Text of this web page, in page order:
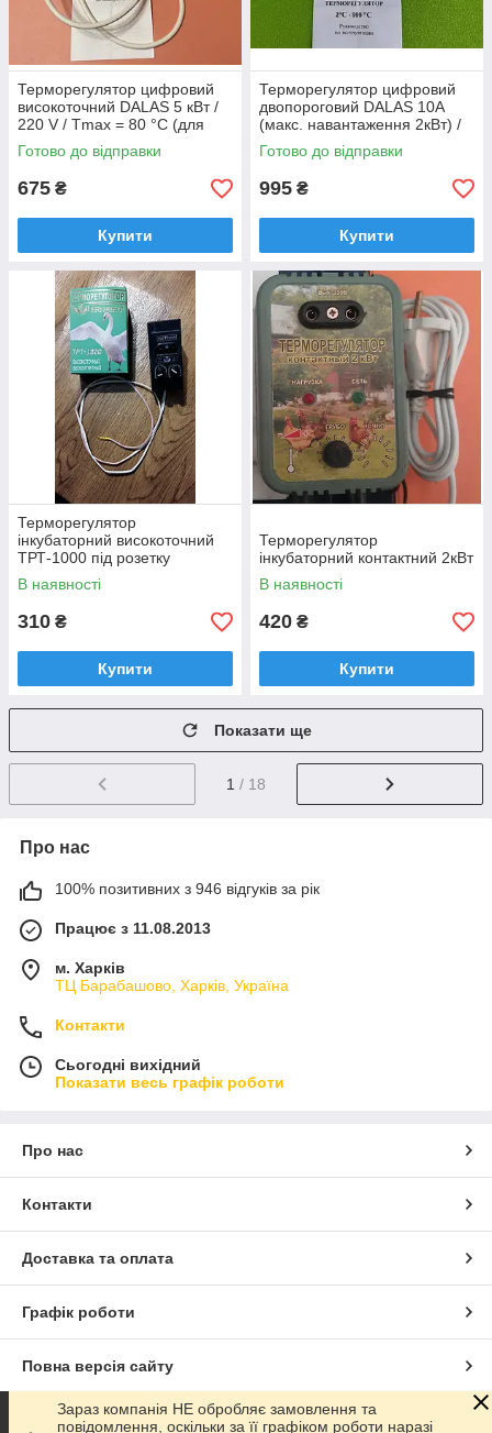
Терморегулятор цифровий
високоточний DALAS 5 кВт /
220 V / Tmax = 80 °C (для
ТЕНів) з дротом 1 м Україна
Готово до відправки
675 ₴
Купити
Терморегулятор цифровий
двопороговий DALAS 10A
(макс. навантаження 2кВт) /
T=+2 °C... +999 °C (на DIN-
рейку)
Готово до відправки
995 ₴
Купити
Терморегулятор
інкубаторний високоточний
ТРТ-1000 під розетку
(Україна)
В наявності
310 ₴
Купити
Терморегулятор
інкубаторний контактний 2кВт
В наявності
420 ₴
Купити
Показати ще
1 / 18
Про нас
100% позитивних з 946 відгуків за рік
Працює з 11.08.2013
м. Харків
ТЦ Барабашово, Харків, Україна
Контакти
Сьогодні вихідний
Показати весь графік роботи
Про нас
Контакти
Доставка та оплата
Графік роботи
Повна версія сайту
Сайт створено на маркетплейсіProm.ua
Зараз компанія НЕ обробляє замовлення та
повідомлення, оскільки за її графіком роботи наразі